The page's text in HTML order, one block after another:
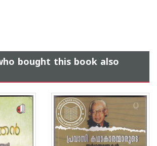
bought this book also